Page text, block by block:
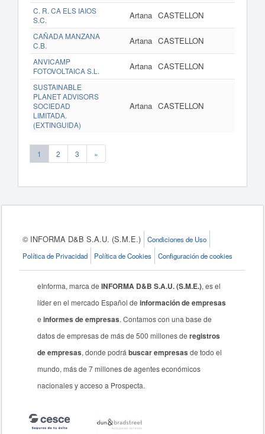
C. R. CA ELS IAIOS
S.C.
Artana CASTELLON
CAÑADA MANZANA
C.B.
Artana CASTELLON
ANVICAMP
FOTOVOLTAICA S.L.
Artana CASTELLON
SUSTAINABLE
PLANET ADVISORS
SOCIEDAD
LIMITADA.
(EXTINGUIDA)
Artana CASTELLON
1 2 3 »
© INFORMA D&B S.A.U. (S.M.E.)
Condiciones de Uso
Política de Privacidad
Política de Cookies Configuración de cookies
eInforma, marca deINFORMA D&B S.A.U. (S.M.E.), es el
líder en el mercado Español deinformación de empresas
einformes de empresas. Contamos con una base de
datos de empresas de más de 500 millones deregistros
de empresas, donde podrábuscar empresas de todo el
mundo, más de 7 millones de agentes económicos
nacionales y acceso a Prospecta.